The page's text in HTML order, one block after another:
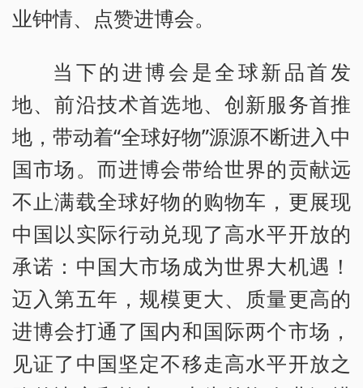
业钟情、点赞进博会。
当下的进博会是全球新品首发
地、前沿技术首选地、创新服务首推
地，带动着“全球好物”源源不断进入中
国市场。而进博会带给世界的贡献远
不止满载全球好物的购物车，更展现
中国以实际行动兑现了高水平开放的
承诺：中国大市场成为世界大机遇！
迈入第五年，规模更大、质量更高的
进博会打通了国内和国际两个市场，
见证了中国坚定不移走高水平开放之